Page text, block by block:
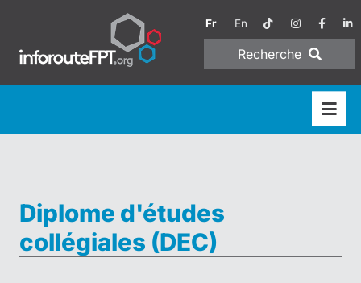
Fr En
Recherche
Diplome d'études
collégiales (DEC)